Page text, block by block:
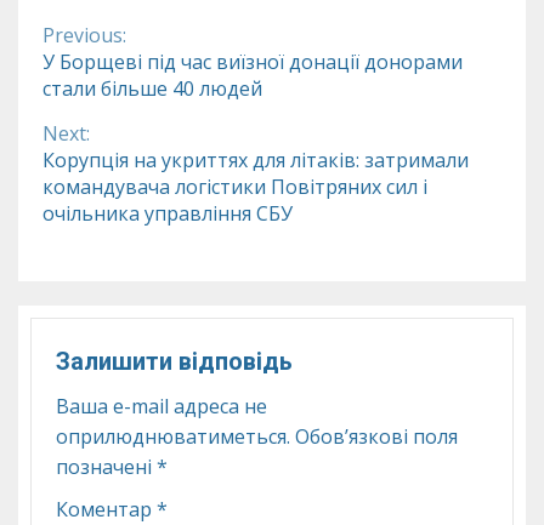
Continue
Reading
Previous:
У Борщеві під час виїзної донації донорами
стали більше 40 людей
Next:
Корупція на укриттях для літаків: затримали
командувача логістики Повітряних сил і
очільника управління СБУ
Залишити відповідь
Ваша e-mail адреса не
оприлюднюватиметься. Обов’язкові поля
позначені *
Коментар *